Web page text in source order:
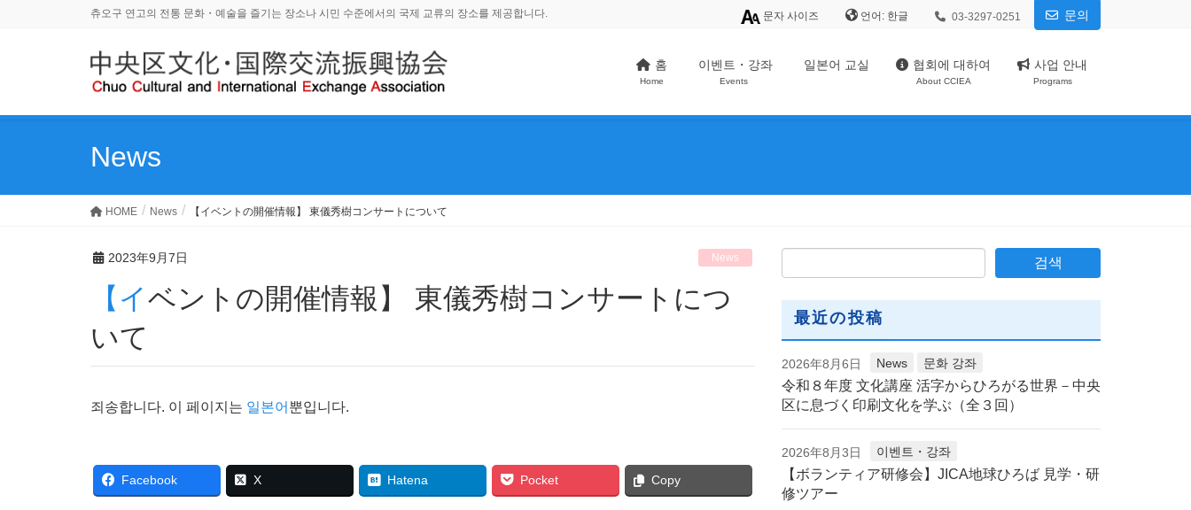
츄오구 연고의 전통 문화・예술을 즐기는 장소나 시민 수준에서의 국제 교류의 장소를 제공합니다. 문자 사이즈 언어: 03-3297-0251 문의
홈
Home
이벤트・강좌
Events
일본어 교실 협회에 대하여
About CCIEA
사업 안내
Programs
News
HOME News 【イベントの開催情報】 東儀秀樹コンサートについて
2023年9月7日 News
【イベントの開催情報】 東儀秀樹コンサートにつ
いて
죄송합니다. 이 페이지는 일본어 뿐입니다.
Facebook X Hatena Pocket Copy
最近の投稿
2026年8月6日 News 문화 강좌
令和８年度 文化講座 活字からひろがる世界－中央
区に息づく印刷文化を学ぶ（全３回）
2026年8月3日 이벤트・강좌
【ボランティア研修会】JICA地球ひろば 見学・研
修ツアー